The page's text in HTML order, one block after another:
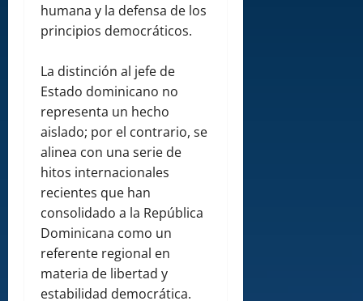
humana y la defensa de los
principios democráticos.
La distinción al jefe de
Estado dominicano no
representa un hecho
aislado; por el contrario, se
alinea con una serie de
hitos internacionales
recientes que han
consolidado a la República
Dominicana como un
referente regional en
materia de libertad y
estabilidad democrática.